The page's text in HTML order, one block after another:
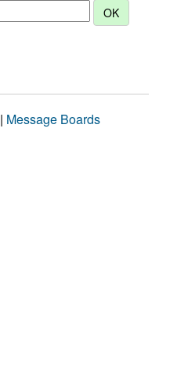
| Message Boards